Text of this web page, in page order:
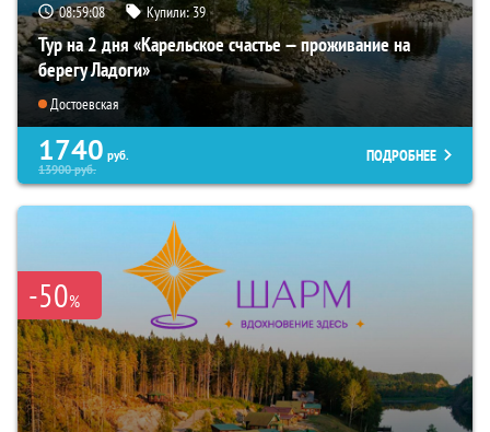
08:59:07 Купили:39
Тур на 2 дня «Карельское счастье — проживание на
берегу Ладоги»
Достоевская
1740 руб.
13900руб.
ПОДРОБНЕЕ
-50%